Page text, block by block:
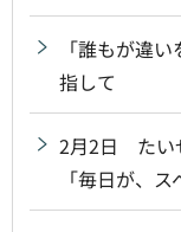
「誰もが違
指して
2月2日 たい
「毎日が、